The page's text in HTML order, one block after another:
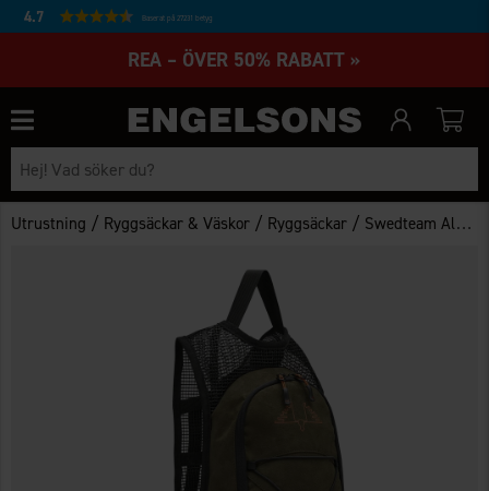
4.7 Baserat på 27231 betyg
REA – ÖVER 50% RABATT »
Utrustning / Ryggsäckar & Väskor / Ryggsäckar / Swedteam Alpha 5 Ryggsäck Grön